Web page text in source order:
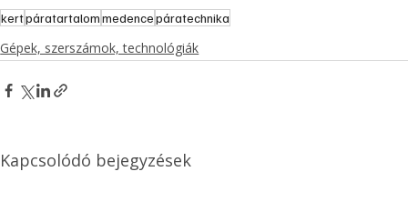
kertpáratartalommedencepáratechnika
Gépek, szerszámok, technológiák
Kapcsolódó bejegyzések